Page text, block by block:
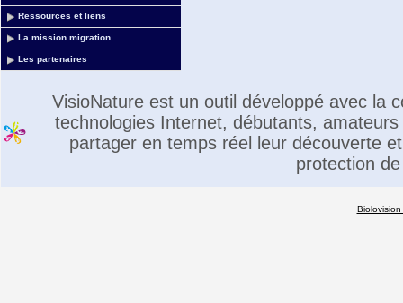
Ressources et liens
La mission migration
Les partenaires
VisioNature est un outil développé avec la
technologies Internet, débutants,
partager en temps réel leur découverte
protection
Biolovision